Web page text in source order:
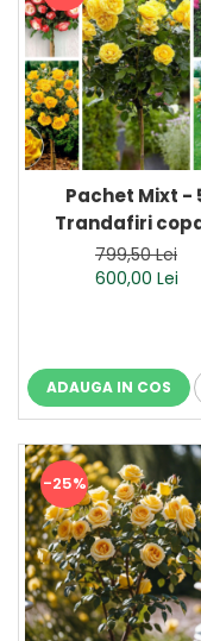
Pachet Mixt -
Trandafiri
799,50 Lei
600,00 Lei
ADAUGA IN COS
-25%